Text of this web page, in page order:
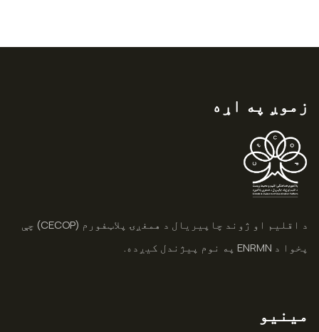
زموږ په اړه
د اقلیم او ژوند چاپیریال د همغږۍ پلاټفورم (CECOP) چې
پخوا د ENRMN په نوم پیژندل کیږده.
مینیو